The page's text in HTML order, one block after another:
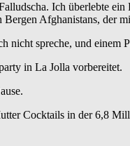
Ich überlebte
Afghanistans, der
nicht spreche, und einem
in La Jolla vorbereitet.
Cocktails in der 6,8